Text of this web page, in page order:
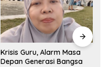
Krisis Guru, Alarm Masa
Depan Generasi Bangsa